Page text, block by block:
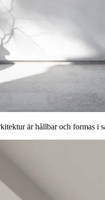
är hållbar och formas i